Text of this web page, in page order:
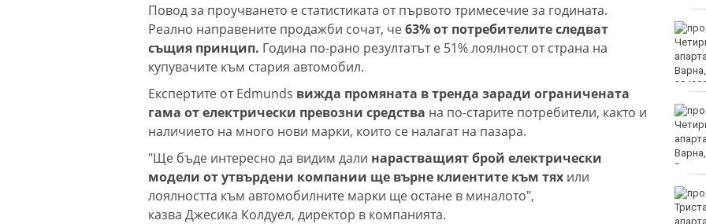
Повод за проучването е статистиката от първото тримесечие за годината.
Реално направените продажби сочат, че63% от потребителите следват
същия принцип. Година по-рано резултатът е 51% лоялност от страна на
купувачите към стария автомобил.
Експертите от Edmunds вижда промяната в тренда заради ограничената
гама от електрически превозни средства на по-старите потребители, както и
наличието на много нови марки, които се налагат на пазара.
"Ще бъде интересно да видим дали нарастващият брой електрически
модели от утвърдени компании ще върне клиентите към тях или
лоялността към автомобилните марки ще остане в миналото",
казва Джесика Колдуел, директор в компанията.
Какво ще бъде времето
Лудогорец влиза в